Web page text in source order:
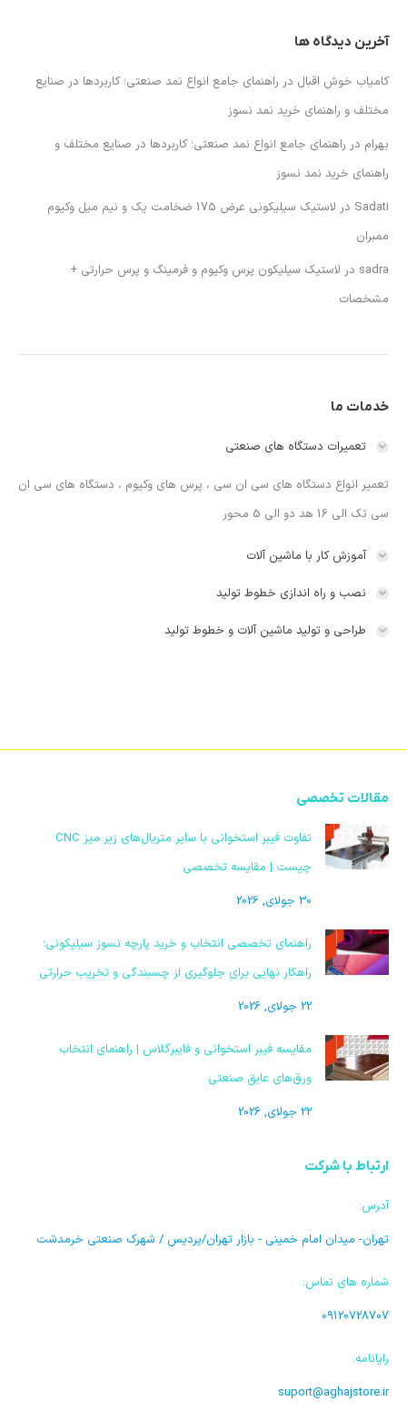
آخرین دیدگاه ها
کامیاب خوش اقبال در راهنمای جامع انواع نمد صنعتی؛ کاربردها در صنایع
مختلف و راهنمای خرید نمد نسوز
بهرام در راهنمای جامع انواع نمد صنعتی؛ کاربردها در صنایع مختلف و
راهنمای خرید نمد نسوز
Sadati در
لاستیک سیلیکونی عرض 175 ضخامت یک و نیم میل وکیوم
ممبران
sadra در لاستیک سیلیکون پرس وکیوم و فرمینگ و پرس حرارتی +
مشخصات
خدمات ما
تعمیرات دستگاه های صنعتی
تعمیر انواع دستگاه های سی ان سی ، پرس های وکیوم ، دستگاه های سی ان
سی تک الی 16 هد دو الی 5 محور
آموزش کار با ماشین آلات
نصب و راه اندازی خطوط تولید
طراحی و تولید ماشین آلات و خطوط تولید
مقالات تخصصی
تفاوت فیبر استخوانی با سایر متریال‌های زیر میز CNC
چیست | مقایسه تخصصی
30 جولای, 2026
راهنمای تخصصی انتخاب و خرید پارچه نسوز سیلیکونی؛
راهکار نهایی برای جلوگیری از چسبندگی و تخریب حرارتی
22 جولای, 2026
مقایسه فیبر استخوانی و فایبرگلاس | راهنمای انتخاب
ورق‌های عایق صنعتی
22 جولای, 2026
ارتباط با شرکت
آدرس:
تهران- میدان امام خمینی - بازار تهران/پردیس / شهرک صنعتی خرمدشت
شماره های تماس:
09120728707
رایانامه:
suport@aghajstore.ir